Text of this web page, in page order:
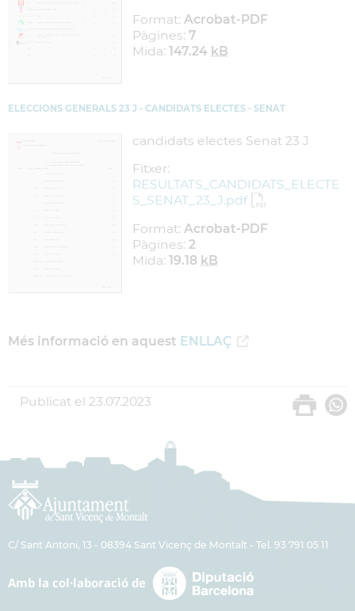
Format: Acrobat-PDF
Pàgines: 7
Mida: 147.24 kB
ELECCIONS GENERALS 23 J - CANDIDATS ELECTES - SENAT
candidats electes Senat 23 J
Fitxer:
RESULTATS_CANDIDATS_ELECTE
S_SENAT_23_J.pdf
Format: Acrobat-PDF
Pàgines: 2
Mida: 19.18 kB
Més informació en aquest ENLLAÇ
Publicat el 23.07.2023
C/ Sant Antoni, 13 - 08394 Sant Vicenç de Montalt - Tel. 93 791 05 11